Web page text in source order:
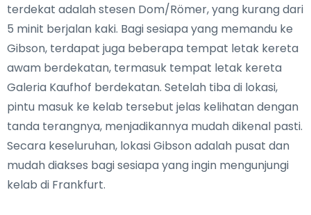
terdekat adalah stesen Dom/Römer, yang kurang dari
5 minit berjalan kaki. Bagi sesiapa yang memandu ke
Gibson, terdapat juga beberapa tempat letak kereta
awam berdekatan, termasuk tempat letak kereta
Galeria Kaufhof berdekatan. Setelah tiba di lokasi,
pintu masuk ke kelab tersebut jelas kelihatan dengan
tanda terangnya, menjadikannya mudah dikenal pasti.
Secara keseluruhan, lokasi Gibson adalah pusat dan
mudah diakses bagi sesiapa yang ingin mengunjungi
kelab di Frankfurt.